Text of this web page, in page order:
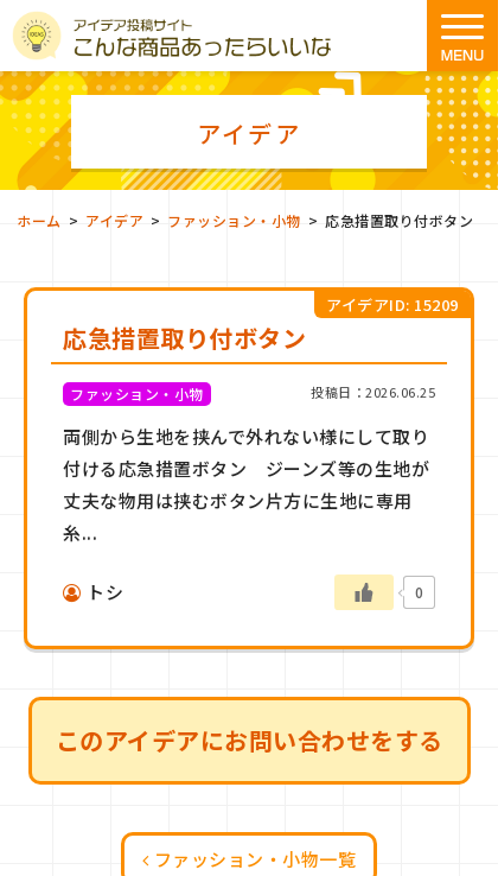
アイデア
ホーム > アイデア > ファッション・小物 > 応急措置取り付ボタン
応急措置取り付ボタン
アイデアID: 15209
ファッション・小物 投稿日：2026.06.25
両側から生地を挟んで外れない様にして取り
付ける応急措置ボタン ジーンズ等の生地が
丈夫な物用は挟むボタン片方に生地に専用
糸...
トシ 0
このアイデアにお問い合わせをする
ファッション・小物一覧